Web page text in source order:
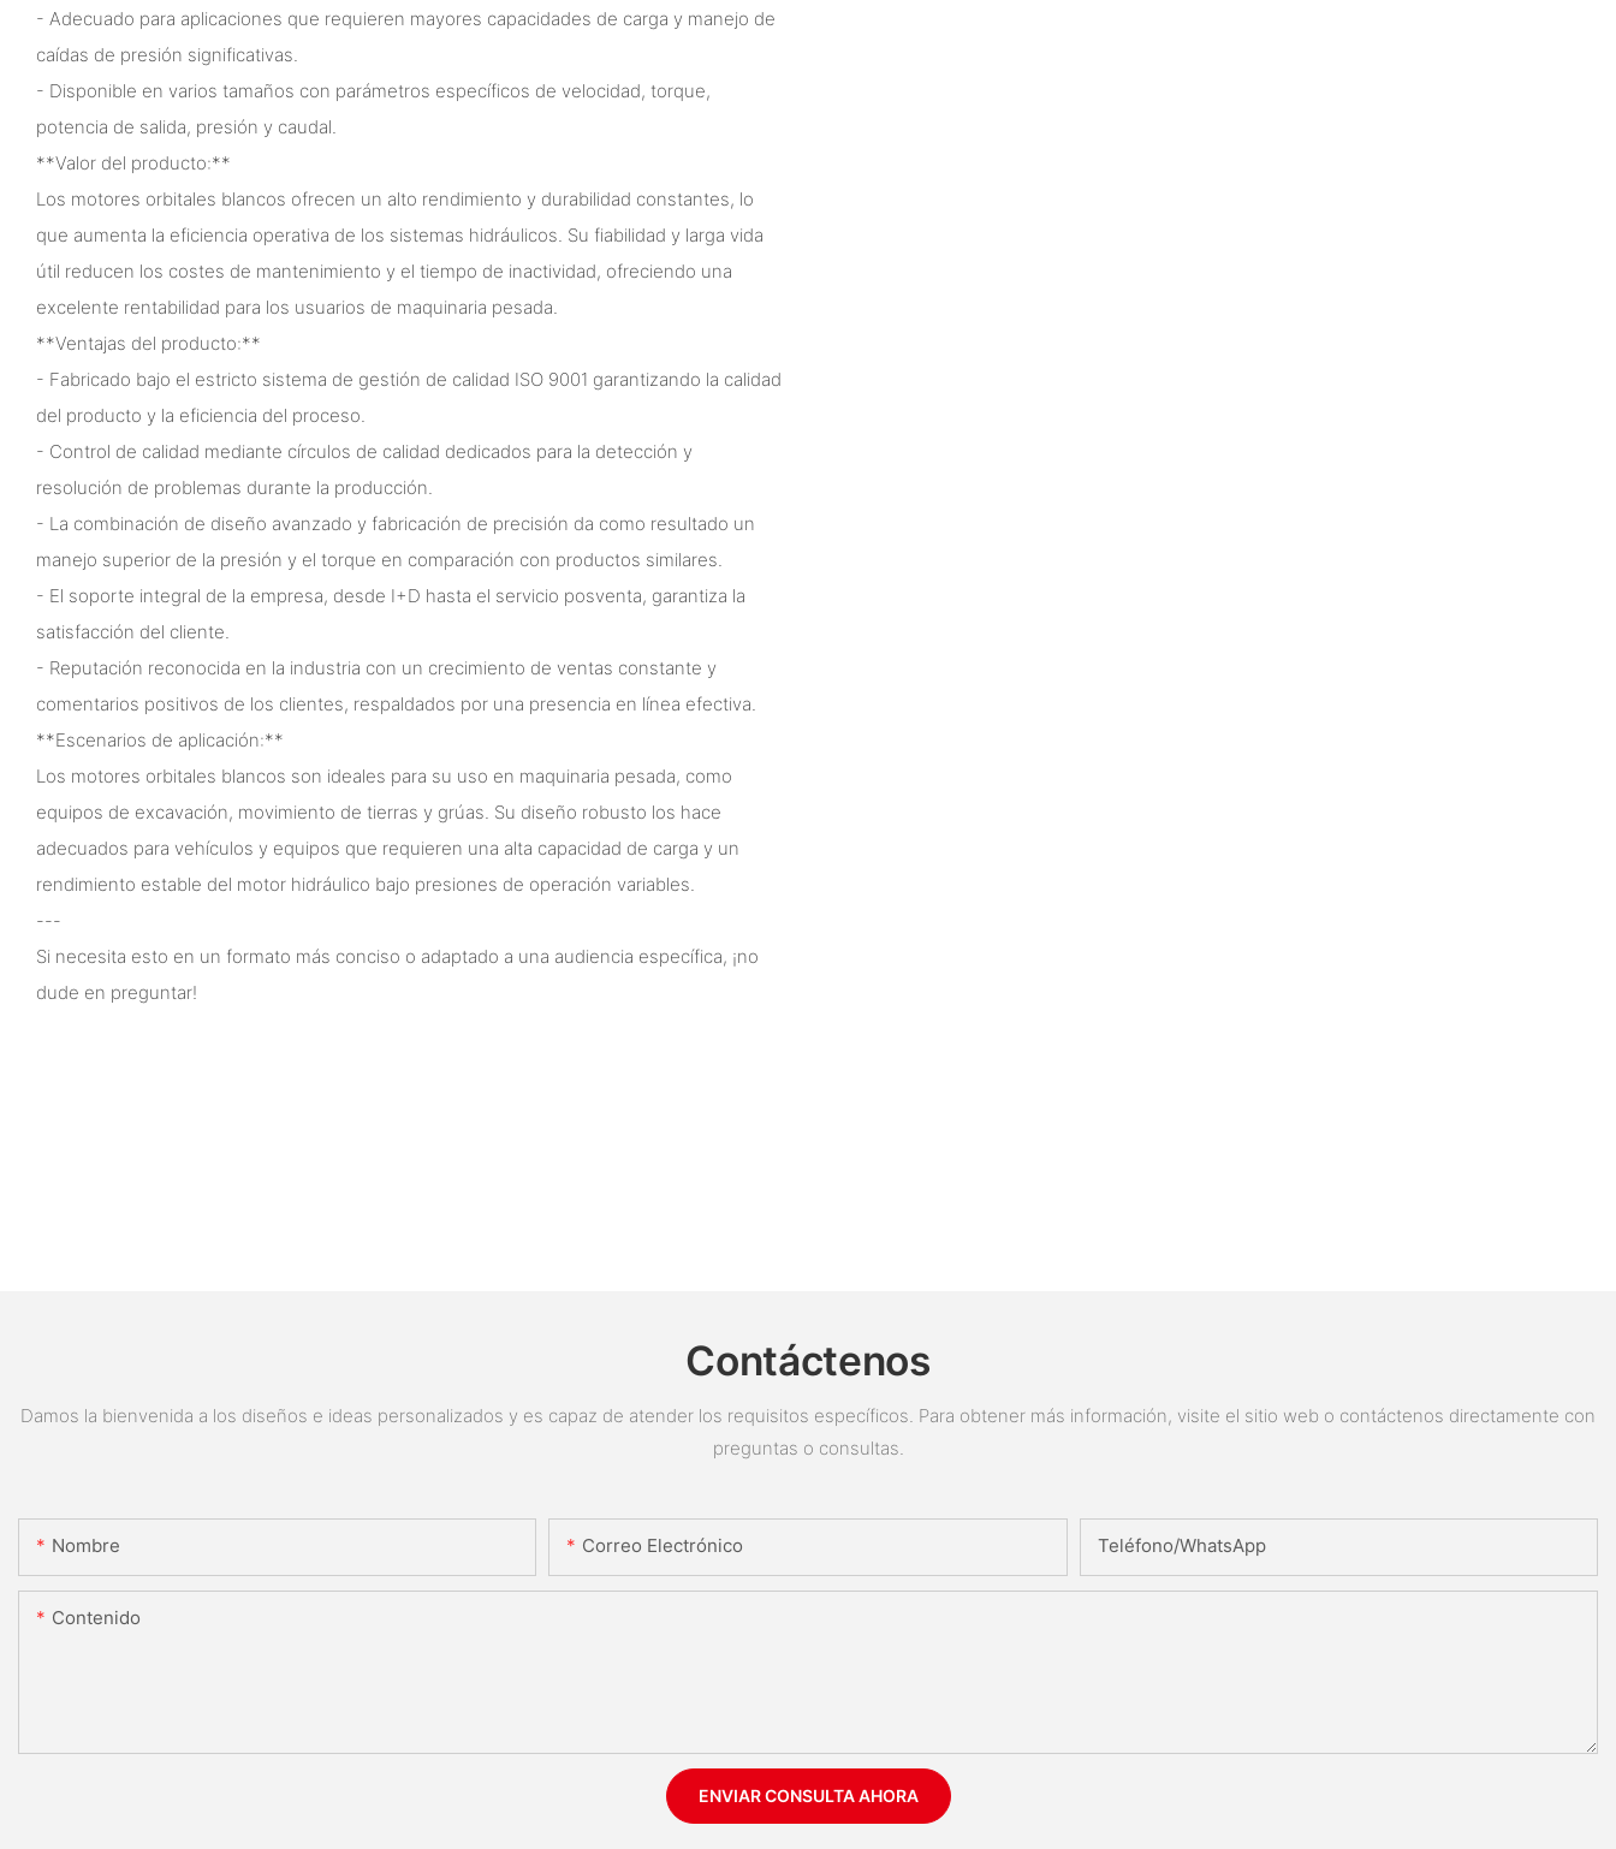
- Adecuado para aplicaciones que requieren mayores capacidades de carga y manejo de
caídas de presión significativas.
- Disponible en varios tamaños con parámetros específicos de velocidad, torque,
potencia de salida, presión y caudal.
**Valor del producto:**
Los motores orbitales blancos ofrecen un alto rendimiento y durabilidad constantes, lo
que aumenta la eficiencia operativa de los sistemas hidráulicos. Su fiabilidad y larga vida
útil reducen los costes de mantenimiento y el tiempo de inactividad, ofreciendo una
excelente rentabilidad para los usuarios de maquinaria pesada.
**Ventajas del producto:**
- Fabricado bajo el estricto sistema de gestión de calidad ISO 9001 garantizando la calidad
del producto y la eficiencia del proceso.
- Control de calidad mediante círculos de calidad dedicados para la detección y
resolución de problemas durante la producción.
- La combinación de diseño avanzado y fabricación de precisión da como resultado un
manejo superior de la presión y el torque en comparación con productos similares.
- El soporte integral de la empresa, desde I+D hasta el servicio posventa, garantiza la
satisfacción del cliente.
- Reputación reconocida en la industria con un crecimiento de ventas constante y
comentarios positivos de los clientes, respaldados por una presencia en línea efectiva.
**Escenarios de aplicación:**
Los motores orbitales blancos son ideales para su uso en maquinaria pesada, como
equipos de excavación, movimiento de tierras y grúas. Su diseño robusto los hace
adecuados para vehículos y equipos que requieren una alta capacidad de carga y un
rendimiento estable del motor hidráulico bajo presiones de operación variables.
---
Si necesita esto en un formato más conciso o adaptado a una audiencia específica, ¡no
dude en preguntar!
Contáctenos
Damos la bienvenida a los diseños e ideas personalizados y es capaz de atender los requisitos específicos. Para obtener más información, visite el sitio web o contáctenos directamente con
preguntas o consultas.
Nombre Correo Electrónico Teléfono/WhatsApp
Contenido
ENVIAR CONSULTA AHORA